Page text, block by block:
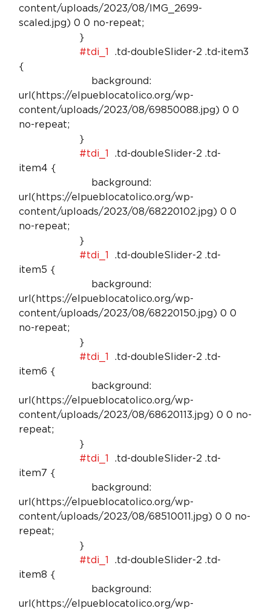
content/uploads/2023/08/IMG_2699-
scaled.jpg) 0 0 no-repeat;
#tdi_1
  .td-doubleSlider-2 .td-item3
{
url(https://elpueblocatolico.org/wp-
content/uploads/2023/08/69850088.jpg) 0 0
no-repeat;
#tdi_1
  .td-doubleSlider-2 .td-
item4 {
url(https://elpueblocatolico.org/wp-
content/uploads/2023/08/68220102.jpg) 0 0
no-repeat;
#tdi_1
  .td-doubleSlider-2 .td-
item5 {
url(https://elpueblocatolico.org/wp-
content/uploads/2023/08/68220150.jpg) 0 0
no-repeat;
#tdi_1
  .td-doubleSlider-2 .td-
item6 {
url(https://elpueblocatolico.org/wp-
content/uploads/2023/08/68620113.jpg) 0 0 no-
repeat;
#tdi_1
  .td-doubleSlider-2 .td-
item7 {
url(https://elpueblocatolico.org/wp-
content/uploads/2023/08/68510011.jpg) 0 0 no-
repeat;
#tdi_1
  .td-doubleSlider-2 .td-
item8 {
url(https://elpueblocatolico.org/wp-